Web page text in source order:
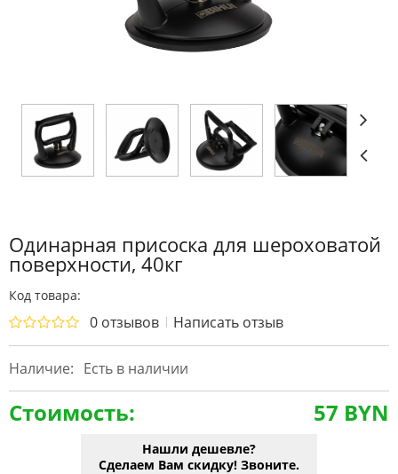
Одинарная присоска для шероховатой
поверхности, 40кг
Код товара:
0 отзывов Написать отзыв
Наличие: Есть в наличии
Стоимость: 57 BYN
Нашли дешевле?
Сделаем Вам скидку! Звоните.